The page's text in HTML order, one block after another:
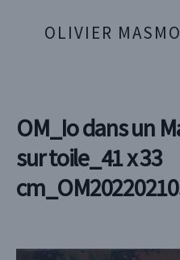
OLIVIER
OM_Io dans un
sur toile_41 x 33